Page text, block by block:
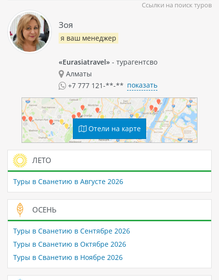
Ссылки на поиск туров
Зоя
я ваш менеджер
«Eurasiatravel» - турагентсво
Алматы
+7 777 121-**-** показать
Отели на карте
ЛЕТО
Туры в Сванетию в Августе 2026
ОСЕНЬ
Туры в Сванетию в Сентябре 2026
Туры в Сванетию в Октябре 2026
Туры в Сванетию в Ноябре 2026